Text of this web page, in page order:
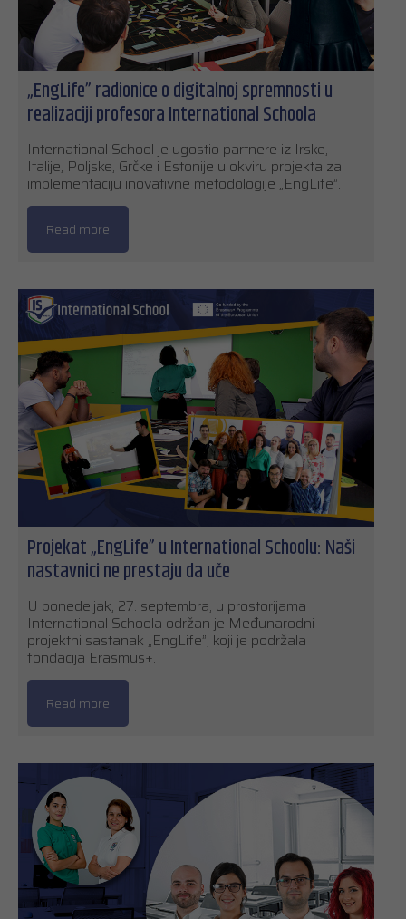
„EngLife” radionice o digitalnoj spremnosti u
realizaciji profesora International Schoola
International School je ugostio partnere iz Irske,
Italije, Poljske, Grčke i Estonije u okviru projekta za
implementaciju inovativne metodologije „EngLife”.
Read more
Projekat „EngLife” u International Schoolu: Naši
nastavnici ne prestaju da uče
U ponedeljak, 27. septembra, u prostorijama
International Schoola održan je Međunarodni
projektni sastanak „EngLife”, koji je podržala
fondacija Erasmus+.
Read more